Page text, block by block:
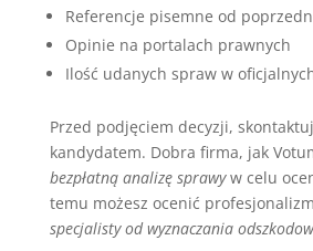
Referencje pisemne od
Opinie na portalach prawnych
Ilość udanych spraw w
Przed podjęciem decyzji,
kandydatem. Dobra firma, jak
bezpłatną analizę sprawyw celu
temu możesz ocenić
specjalisty od wyznaczania